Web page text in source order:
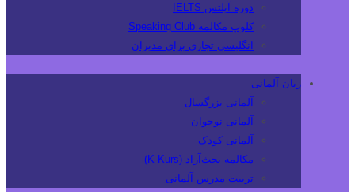
دوره آیلتس IELTS
کلوپ مکالمه Speaking Club
انگلیسی تجاری برای مدیران
زبان آلمانی
آلمانی بزرگسال
آلمانی نوجوان
آلمانی کودک
مکالمه بحث‌آزاد (K-Kurs)
تربیت مدرس آلمانی